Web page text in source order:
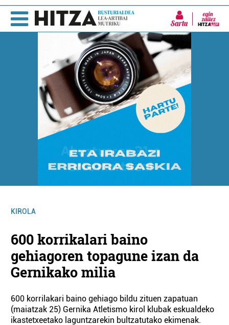
Sartu
KIROLA
600 korrikalari baino
gehiagoren topagune izan da
Gernikako milia
600 korrilakari baino gehiago bildu zituen zapatuan
(maiatzak 25) Gernika Atletismo kirol klubak eskualdeko
ikastetxeetako laguntzarekin bultzatutako ekimenak.